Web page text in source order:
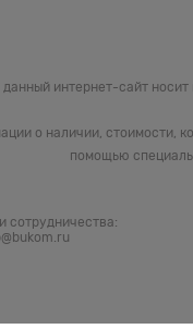
интернет-сайт
о наличии, стоимости,
помощью
сотрудничества: